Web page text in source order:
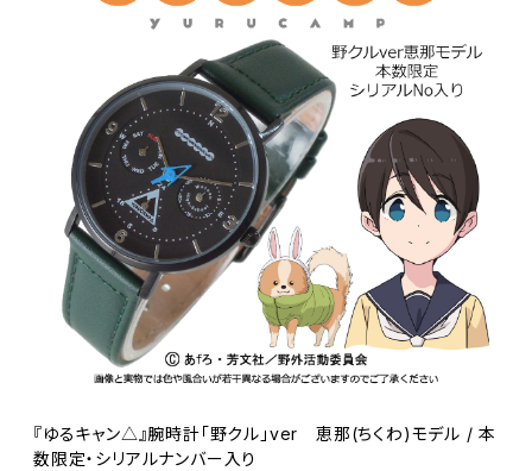
『ゆるキャン△』腕時計「野クル」ver 恵那(ちくわ)モデル / 本
数限定・シリアルナンバー入り